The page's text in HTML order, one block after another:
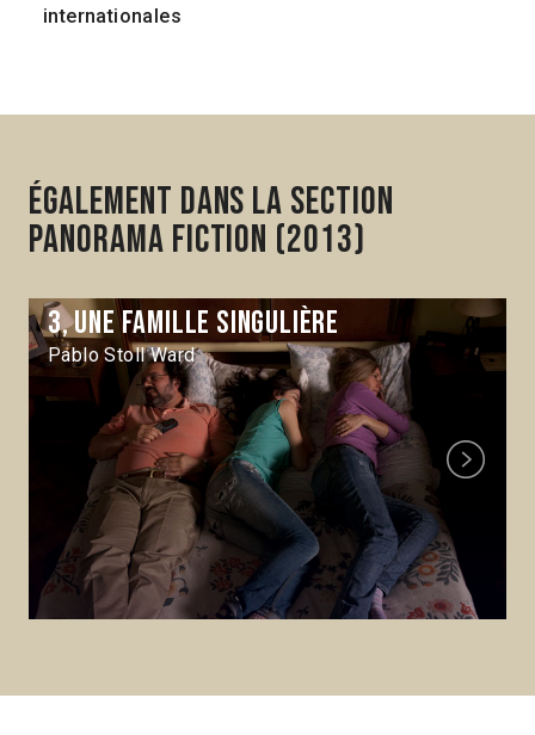
internationales
Également dans la section
Panorama Fiction (2013)
3, une famille singulière
Pablo Stoll Ward
Next